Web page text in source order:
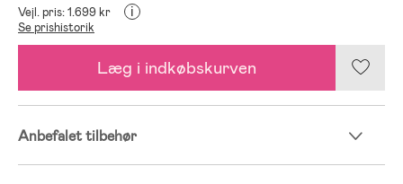
Vejl. pris: 1.699 kr i
Se prishistorik
Læg i indkøbskurven
Anbefalet tilbehør